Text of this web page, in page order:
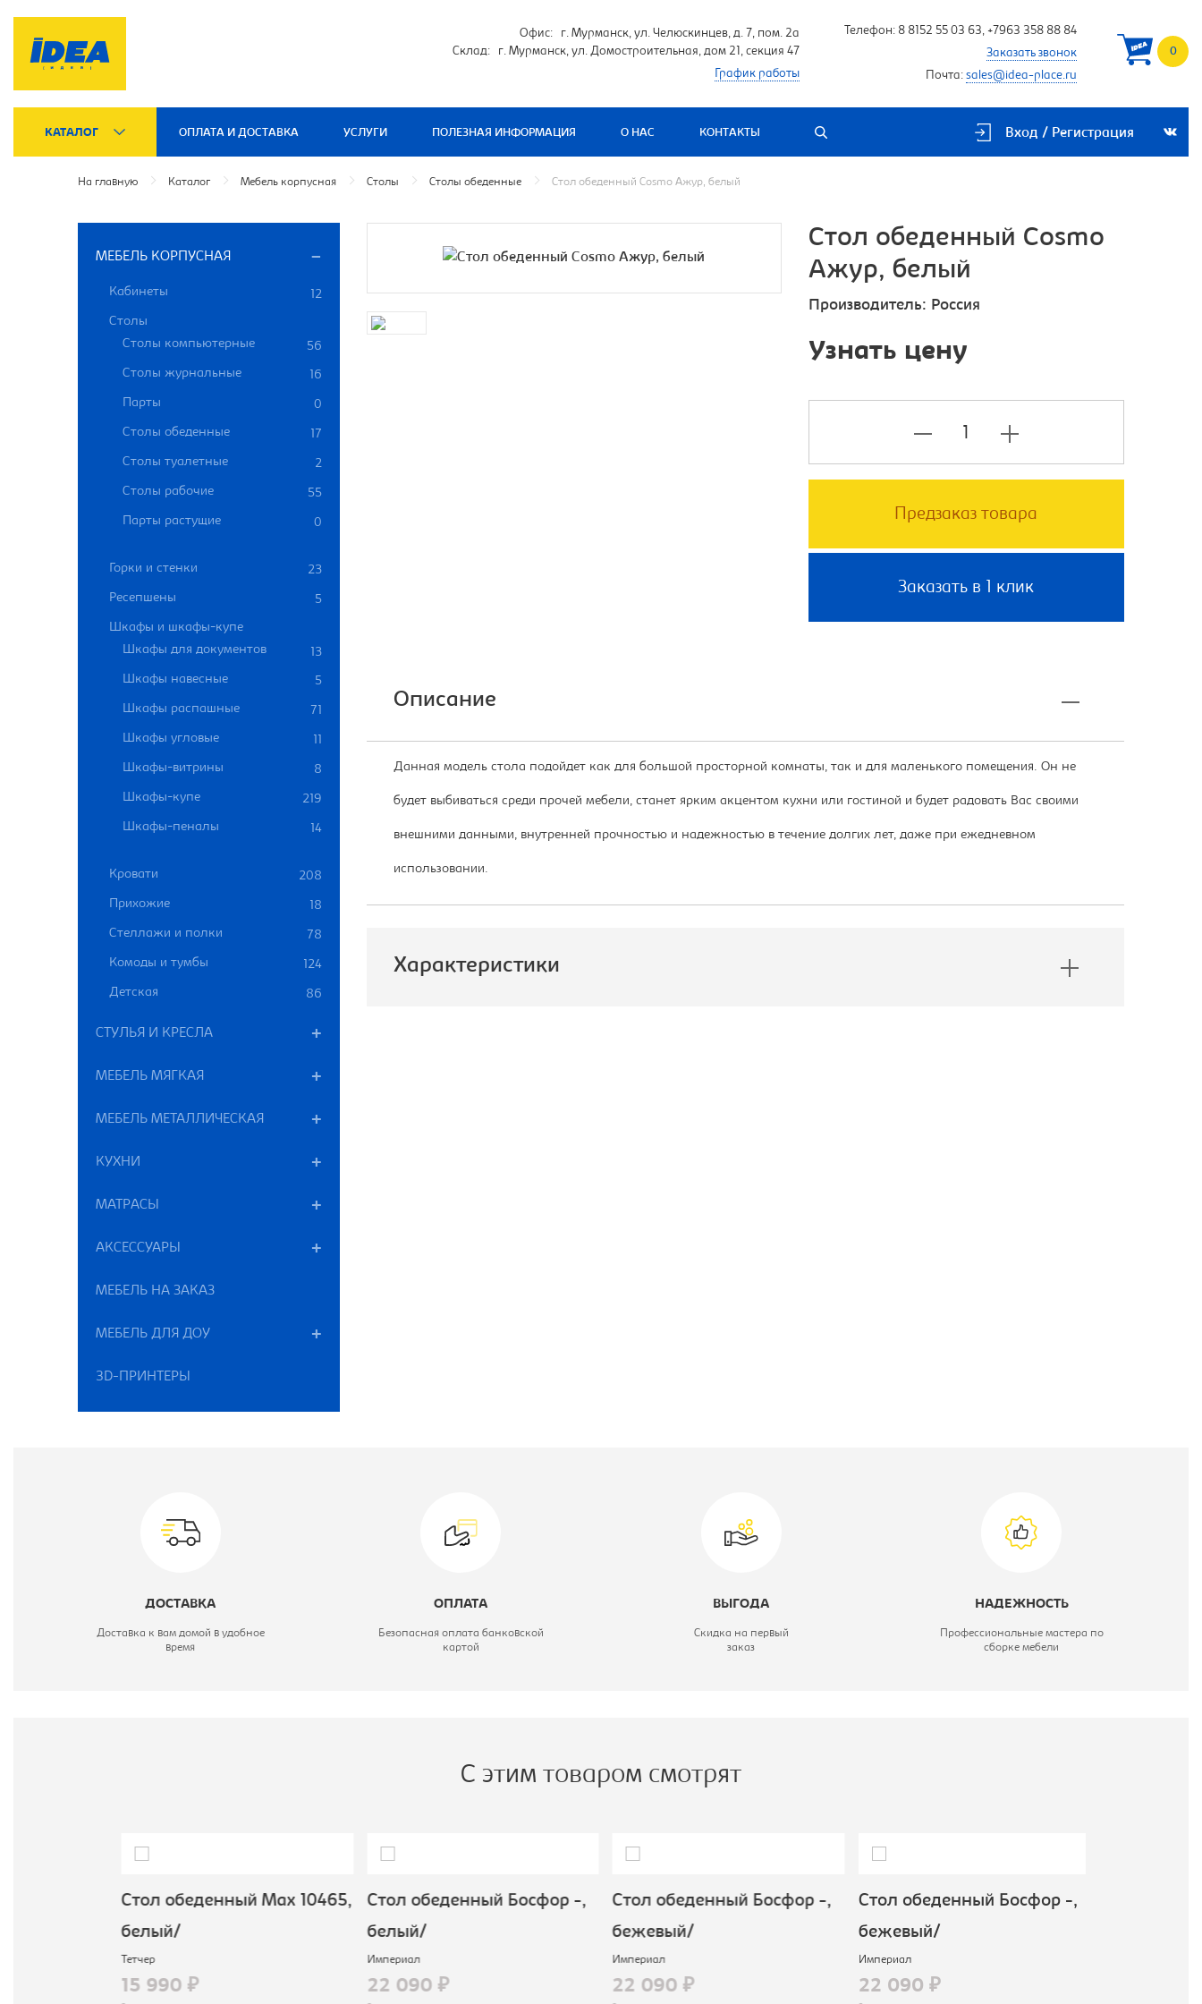
Офис: г. Мурманск, ул. Челюскинцев, д. 7, пом. 2а
Склад: г. Мурманск, ул. Домостроительная, дом 21, секция 47
График работы
Телефон: 8 8152 55 03 63, +7963 358 88 84
Заказать звонок
Почта: sales@idea-place.ru
0
КАТАЛОГ ОПЛАТА И ДОСТАВКА УСЛУГИ ПОЛЕЗНАЯ ИНФОРМАЦИЯ О НАС КОНТАКТЫ Вход / Регистрация
На главную Каталог Мебель корпусная Столы Столы обеденные Стол обеденный Cosmo Ажур, белый
МЕБЕЛЬ КОРПУСНАЯ
Кабинеты
12
Столы
Столы компьютерные
56
Столы журнальные
16
Парты 0
Столы обеденные 17
Столы туалетные 2
Столы рабочие 55
Парты растущие 0
Горки и стенки 23
Ресепшены 5
Шкафы и шкафы-купе
Шкафы для документов
13
Шкафы навесные
5
Шкафы распашные 71
Шкафы угловые 11
Шкафы-витрины 8
Шкафы-купе 219
Шкафы-пеналы 14
Кровати 208
Прихожие 18
Стеллажи и полки 78
Комоды и тумбы 124
Детская 86
СТУЛЬЯ И КРЕСЛА
МЕБЕЛЬ МЯГКАЯ
МЕБЕЛЬ МЕТАЛЛИЧЕСКАЯ
КУХНИ
МАТРАСЫ
АКСЕССУАРЫ
МЕБЕЛЬ НА ЗАКАЗ
МЕБЕЛЬ ДЛЯ ДОУ
3D-ПРИНТЕРЫ
Стол обеденный Cosmo
Ажур, белый
Производитель: Россия
Узнать цену
Предзаказ товара
Заказать в 1 клик
Описание
Данная модель стола подойдет как для большой просторной комнаты, так и для маленького помещения. Он не
будет выбиваться среди прочей мебели, станет ярким акцентом кухни или гостиной и будет радовать Вас своими
внешними данными, внутренней прочностью и надежностью в течение долгих лет, даже при ежедневном
использовании.
Характеристики
ДОСТАВКА
Доставка к вам домой в удобное
время
ОПЛАТА
Безопасная оплата банковской
картой
ВЫГОДА
Скидка на первый
заказ
НАДЕЖНОСТЬ
Профессиональные мастера по
сборке мебели
С этим товаром смотрят
Стол обеденный Мах 10465,
белый/
Тетчер
15 990 ₽
Стол обеденный Босфор -,
белый/
Империал
22 090 ₽
Стол обеденный Босфор -,
бежевый/
Империал
22 090 ₽
Стол обеденный Босфор -,
бежевый/
Империал
22 090 ₽